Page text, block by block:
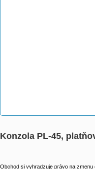
Konzola PL-45,
Obchod si vyhradzuje právo na